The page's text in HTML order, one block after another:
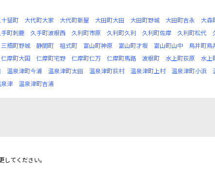
十猛町 大代町大家 大代町新屋 大田町大田 大田町野城 大田町吉永 大森
町刺鹿 久手町波根西 久利町市原 久利町久利 久利町佐摩 久利町松代
三瓶町野城 静間町 祖式町 富山町神原 富山町才坂 富山町山中 鳥井町鳥
仁摩町大国 仁摩町宅野 仁摩町仁万 仁摩町馬路 波根町 水上町荻原 水上
温泉津町今浦 温泉津町太田 温泉津町荻村 温泉津町上村 温泉津町小浜
津 温泉津町吉浦
てください。